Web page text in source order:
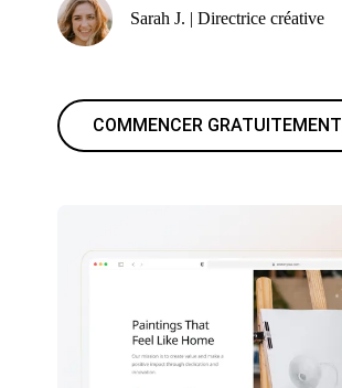
Sarah J. | Directrice créative
COMMENCER GRATUITEMENT